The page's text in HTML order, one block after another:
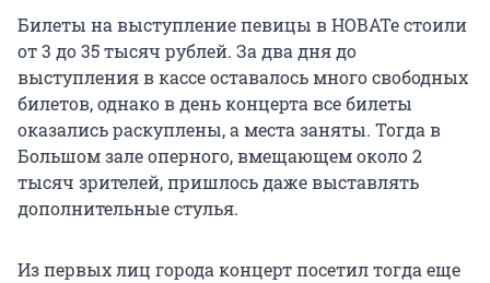
Билеты на выступление певицы в НОВАТе стоили
от 3 до 35 тысяч рублей. За два дня до
выступления в кассе оставалось много свободных
билетов, однако в день концерта все билеты
оказались раскуплены, а места заняты. Тогда в
Большом зале оперного, вмещающем около 2
тысяч зрителей, пришлось даже выставлять
дополнительные стулья.
Из первых лиц города концерт посетил тогда еще